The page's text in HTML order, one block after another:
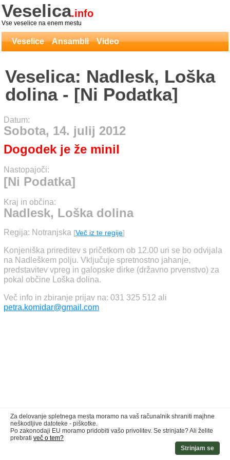
Veselica.info
Vse veselice na enem mestu
Veselice Ansambli Video
Veselica: Nadlesk, Loška
dolina - [Ni Podatka]
Datum:
Sobota, 14. julij 2012
Dogodek je že minil
Nastopajoči:
[Ni Podatka]
Kraj in občina:
Nadlesk, Loška dolina
Regija: Notranjska [Več iz te regije]
Konjeniška prireditev s pričetkom ob 12.00 uri se bo odvijala
na Nadleškem polju. Vključuje spretnostno jahanje,
predstavitev vpreg in galopske dirke (državno prvenstvo) za
pokal občine Loška dolina.
Več info in zbiranje prijav na: 031 325 512 ali
petra.komidar@gmail.com
Za delovanje spletnega mesta moramo na vaš računalnik shraniti majhne
neškodljive datoteke - piškotke.
Po zakonodaji EU moramo pridobiti vašo privolitev. Se strinjate? Ali želite
prebrati več o tem?
Strinjam se